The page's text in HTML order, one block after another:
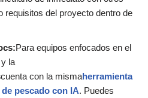
requisitos del proyecto dentro de
Para equipos enfocados en el
la
cuenta con la mismaherramienta
pescado con IA. Puedes